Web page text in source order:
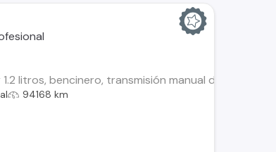
litros, bencinero, transmisión manual de 5
94168 km